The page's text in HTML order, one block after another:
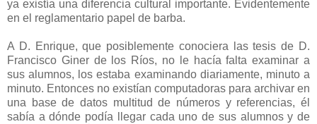
ya existía una diferencia cultural importante. Evidentemente
en el reglamentario papel de barba.
A D. Enrique, que posiblemente conociera las tesis de D.
Francisco Giner de los Ríos, no le hacía falta examinar a
sus alumnos, los estaba examinando diariamente, minuto a
minuto. Entonces no existían computadoras para archivar en
una base de datos multitud de números y referencias, él
sabía a dónde podía llegar cada uno de sus alumnos y de